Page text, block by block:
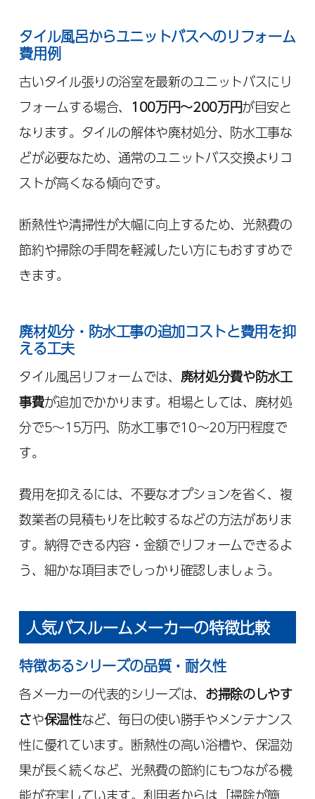
タイル風呂からユニットバスへのリフォーム
費用例
古いタイル張りの浴室を最新のユニットバスにリ
フォームする場合、 100万円～200万円が目安と
なります。タイルの解体や廃材処分、防水工事な
どが必要なため、通常のユニットバス交換よりコ
ストが高くなる傾向です。
断熱性や清掃性が大幅に向上するため、光熱費の
節約や掃除の手間を軽減したい方にもおすすめで
きます。
廃材処分・防水工事の追加コストと費用を抑
える工夫
タイル風呂リフォームでは、 廃材処分費や防水工
事費が追加でかかります。相場としては、廃材処
分で5～15万円、防水工事で10～20万円程度で
す。
費用を抑えるには、不要なオプションを省く、複
数業者の見積もりを比較するなどの方法がありま
す。納得できる内容・金額でリフォームできるよ
う、細かな項目までしっかり確認しましょう。
人気バスルームメーカーの特徴比較
特徴あるシリーズの品質・耐久性
各メーカーの代表的シリーズは、 お掃除のしやす
さや保温性など、毎日の使い勝手やメンテナンス
性に優れています。断熱性の高い浴槽や、保温効
果が長く続くなど、光熱費の節約にもつながる機
能が充実しています。利用者からは「掃除が簡